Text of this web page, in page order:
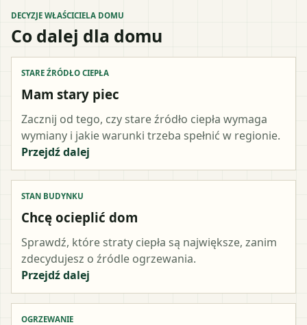
DECYZJE WŁAŚCICIELA DOMU
Co dalej dla domu
STARE ŹRÓDŁO CIEPŁA
Mam stary piec
Zacznij od tego, czy stare źródło ciepła wymaga
wymiany i jakie warunki trzeba spełnić w regionie.
Przejdź dalej
STAN BUDYNKU
Chcę ocieplić dom
Sprawdź, które straty ciepła są największe, zanim
zdecydujesz o źródle ogrzewania.
Przejdź dalej
OGRZEWANIE